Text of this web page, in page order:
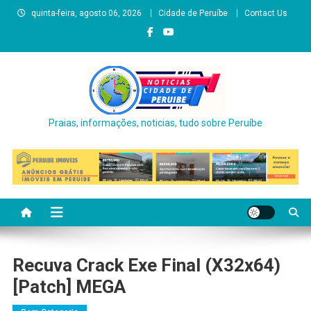
quinta-feira, agosto 06, 2026 Cidade de Peruíbe Contact Us
Praias, informações, noticias, tudo sobre Peruíbe
Recuva Crack Exe Final (x32x64)
[Patch] MEGA